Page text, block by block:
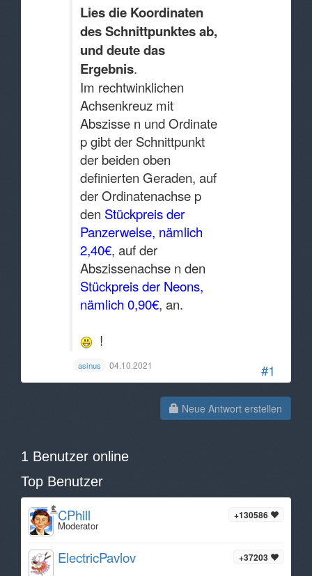
#1
Lies die Koordinaten
des Schnittpunktes ab,
und deute das
Ergebnis.
Im rechtwinklichen
Achsenkreuz mit
Abszisse n und Ordinate
p gibt der Schnittpunkt
der beiden oben
definierten Geraden, auf
der Ordinatenachse p
den Stückpreis der
Panzerwelse, nämlich
2,40€, auf der
Abszissenachse n den
Stückpreis der Neons,
nämlich 0,90€, an.
!
asinus 04.10.2021
Neue Antwort erstellen
1 Benutzer online
Top Benutzer
+130586
CPhill
Moderator
+37203
ElectricPavlov